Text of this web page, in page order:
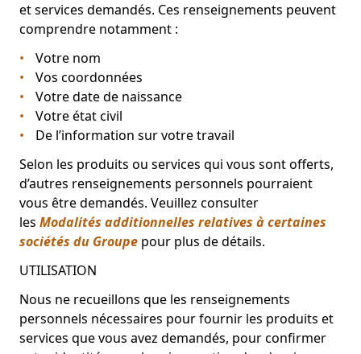
et services demandés. Ces renseignements peuvent
comprendre notamment :
Votre nom
Vos coordonnées
Votre date de naissance
Votre état civil
De l’information sur votre travail
Selon les produits ou services qui vous sont offerts,
d’autres renseignements personnels pourraient
vous être demandés. Veuillez consulter
les Modalités additionnelles relatives à certaines
sociétés du Groupe pour plus de détails.
UTILISATION
Nous ne recueillons que les renseignements
personnels nécessaires pour fournir les produits et
services que vous avez demandés, pour confirmer